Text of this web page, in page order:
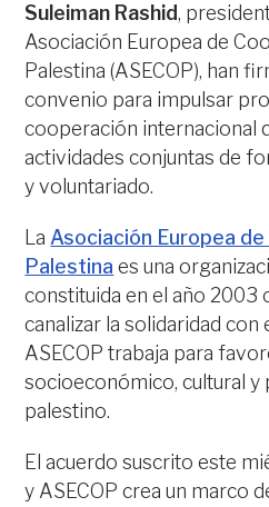
Suleiman Rashid,
Asociación Europea de
Palestina (ASECOP), han
convenio para impulsar
cooperación internacional
actividades conjuntas de
y voluntariado.
LaAsociación Europea
Palestina es una
constituida en el año 2003
canalizar la solidaridad con
ASECOP trabaja para
socioeconómico, cultural y
palestino.
El acuerdo suscrito este
y ASECOP crea un marco